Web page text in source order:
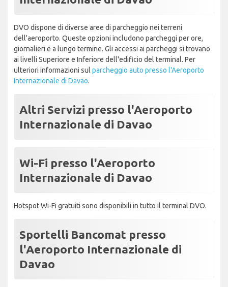
DVO dispone di diverse aree di parcheggio nei terreni
dell'aeroporto. Queste opzioni includono parcheggi per ore,
giornalieri e a lungo termine. Gli accessi ai parcheggi si trovano
ai livelli Superiore e Inferiore dell'edificio del terminal. Per
ulteriori informazioni sul parcheggio auto presso l'Aeroporto
Internazionale di Davao.
Altri Servizi presso l'Aeroporto
Internazionale di Davao
Wi-Fi presso l'Aeroporto
Internazionale di Davao
Hotspot Wi-Fi gratuiti sono disponibili in tutto il terminal DVO.
Sportelli Bancomat presso
l'Aeroporto Internazionale di
Davao